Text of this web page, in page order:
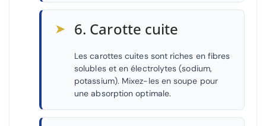
➤ 6. Carotte cuite
Les carottes cuites sont riches en fibres
solubles et en électrolytes (sodium,
potassium). Mixez-les en soupe pour
une absorption optimale.